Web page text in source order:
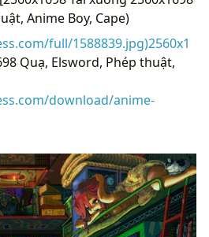
Anime Boy, Cape)
full/1588839.jpg)2560x1
Quạ, Elsword, Phép thuật,
download/anime-